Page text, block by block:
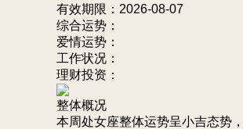
有效期限：2026-08-07
综合运势：
爱情运势：
工作状况：
理财投资：
整体概况
本周处女座整体运势呈小吉态势